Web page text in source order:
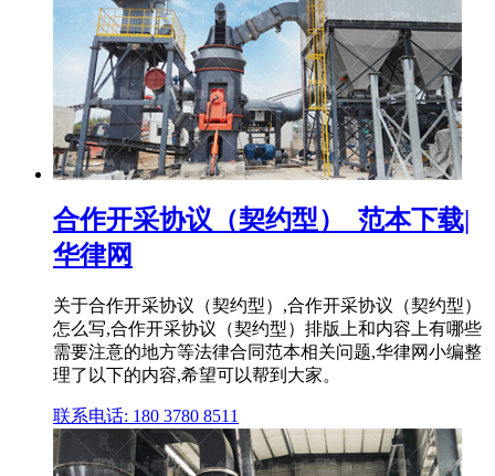
合作开采协议（契约型）_范本下载|
华律网
关于合作开采协议（契约型）,合作开采协议（契约型）
怎么写,合作开采协议（契约型）排版上和内容上有哪些
需要注意的地方等法律合同范本相关问题,华律网小编整
理了以下的内容,希望可以帮到大家。
联系电话: 180 3780 8511